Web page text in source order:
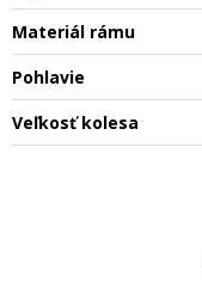
Materiál rámu
Pohlavie
Veľkosť kolesa